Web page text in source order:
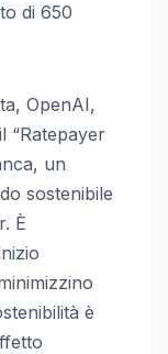
di 650
OpenAI,
“Ratepayer
un
sostenibile
È
è